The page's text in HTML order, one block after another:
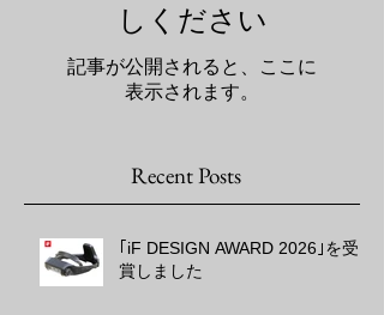
しください
記事が公開されると、ここに
表示されます。
Recent Posts
｢iF DESIGN AWARD 2026｣を受
賞しました